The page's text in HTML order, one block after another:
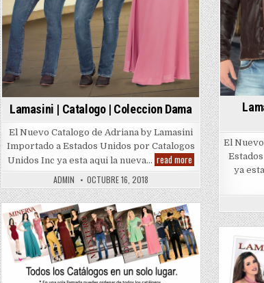
Lamasini | Catalogo | Coleccion Dama
El Nuevo Catalogo de Adriana by Lamasini
Importado a Estados Unidos por Catalogos
Unidos Inc ya esta aqui la nueva… read moreLamasini
|
Catalogo
|
Coleccion
Dama
ADMIN OCTUBRE 16, 2018
El
ya
Posted
in
in